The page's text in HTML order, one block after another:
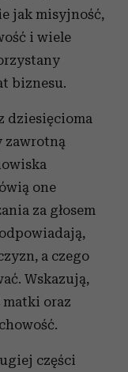
jak misyjność,
i wiele
biznesu.
dziesięcioma
zawrotną
one
za głosem
a czego
Wskazują,
matki oraz
części